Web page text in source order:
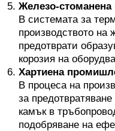
Железо-
В системата за
производството на
предотврати
корозия на
Хартиена
В процеса на
за
камък в
подобряване на